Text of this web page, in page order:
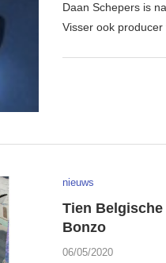
Daan Schepers is
Visser ook
nieuws
Tien
Bonzo
06/05/2020